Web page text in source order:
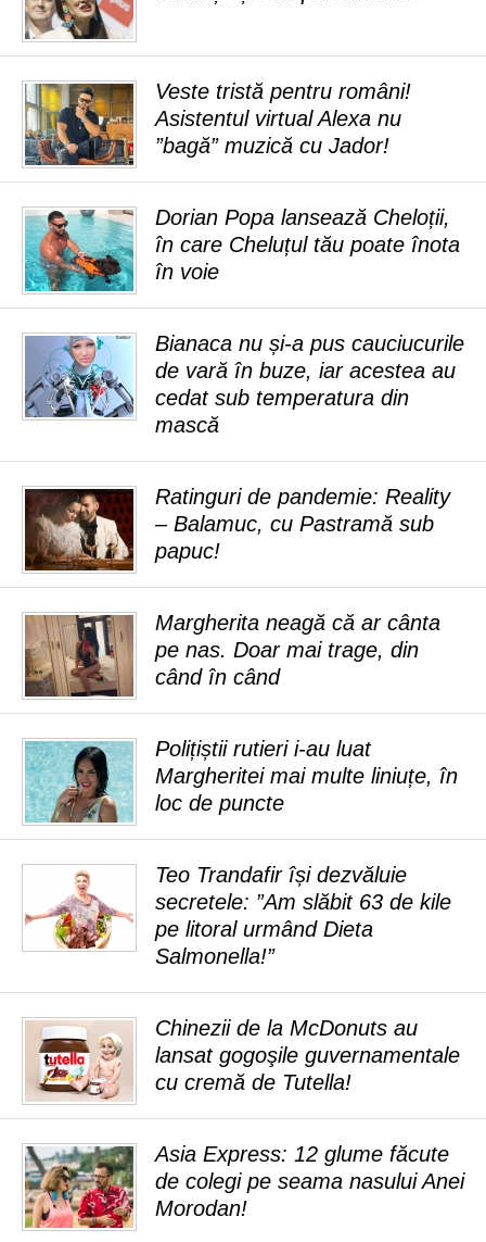
Veste tristă pentru români!
Asistentul virtual Alexa nu
”bagă” muzică cu Jador!
Dorian Popa lansează Cheloții,
în care Cheluțul tău poate înota
în voie
Bianaca nu și-a pus cauciucurile
de vară în buze, iar acestea au
cedat sub temperatura din
mască
Ratinguri de pandemie: Reality
– Balamuc, cu Pastramă sub
papuc!
Margherita neagă că ar cânta
pe nas. Doar mai trage, din
când în când
Polițiștii rutieri i-au luat
Margheritei mai multe liniuțe, în
loc de puncte
Teo Trandafir își dezvăluie
secretele: ”Am slăbit 63 de kile
pe litoral urmând Dieta
Salmonella!”
Chinezii de la McDonuts au
lansat gogoşile guvernamentale
cu cremă de Tutella!
Asia Express: 12 glume făcute
de colegi pe seama nasului Anei
Morodan!